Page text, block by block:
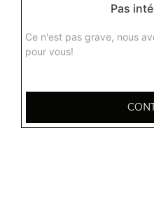
Gingembre confit
Mandarine confite
Pas
Ce n'est pas grave, nous
pour vous!